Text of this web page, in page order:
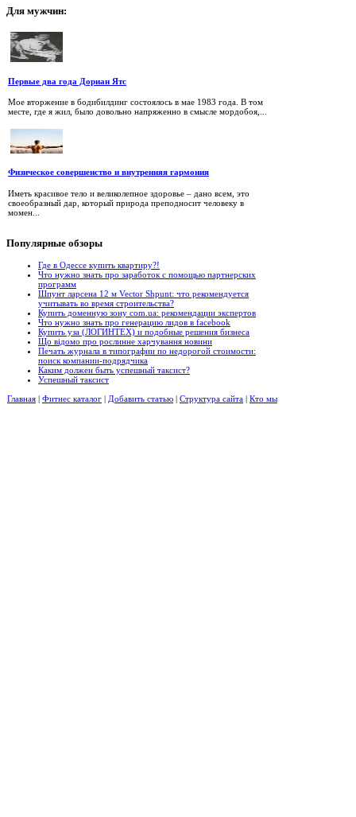
Для мужчин:
Первые два года Дориан Ятс
Мое вторжение в бодибилдинг состоялось в мае 1983 года. В том
месте, где я жил, было довольно напряженно в смысле мордобоя,...
Физическое совершенство и внутренняя гармония
Иметь красивое тело и великолепное здоровье – дано всем, это
своеобразный дар, который природа преподносит человеку в
момен...
Популярные обзоры
Где в Одессе купить квартиру?!
Что нужно знать про заработок с помощью партнерских
программ
Шпунт ларсена 12 м Vector Shpunt: что рекомендуется
учитывать во время строительства?
Купить доменную зону com.ua: рекомендации экспертов
Что нужно знать про генерацию лидов в facebook
Купить уза (ЛОГИНТЕХ) и подобные решения бизнеса
Що відомо про рослинне харчування новини
Печать журнала в типографии по недорогой стоимости:
поиск компании-подрядчика
Каким должен быть успешный таксист?
Успешный таксист
Главная | Фитнес каталог | Добавить статью | Структура сайта | Кто мы